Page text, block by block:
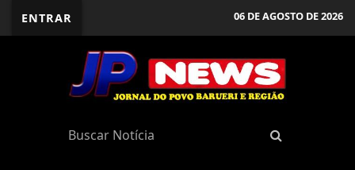
ENTRAR 06 DE AGOSTO DE 2026